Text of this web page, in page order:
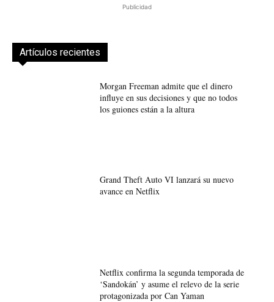
Publicidad
Artículos recientes
Morgan Freeman admite que el dinero
influye en sus decisiones y que no todos
los guiones están a la altura
Grand Theft Auto VI lanzará su nuevo
avance en Netflix
Netflix confirma la segunda temporada de
‘Sandokán’ y asume el relevo de la serie
protagonizada por Can Yaman